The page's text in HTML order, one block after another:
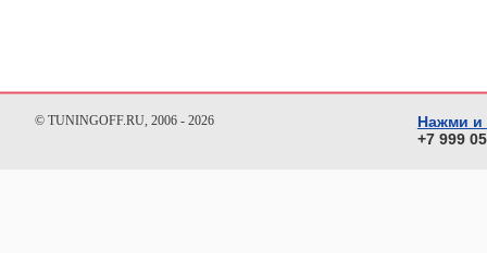
© TUNINGOFF.RU, 2006 - 2026
Нажми и
+7 999